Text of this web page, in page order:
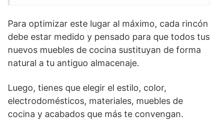
Para optimizar este lugar al máximo, cada rincón
debe estar medido y pensado para que todos tus
nuevos muebles de cocina sustituyan de forma
natural a tu antiguo almacenaje.
Luego, tienes que elegir el estilo, color,
electrodomésticos, materiales, muebles de
cocina y acabados que más te convengan.